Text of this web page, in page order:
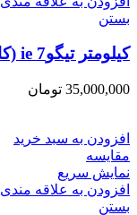
بستن
کیلومتر تیگو7 ie (کارکرده)
35,000,000 تومان
افزودن به سبد خرید
مقایسه
نمایش سریع
افزودن به علاقه مندی
بستن